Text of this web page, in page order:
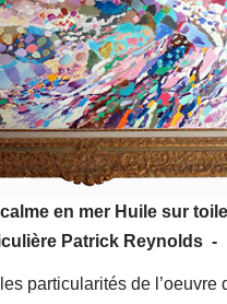
en mer Huile sur
Patrick Reynolds -
particularités de l’oeuvre